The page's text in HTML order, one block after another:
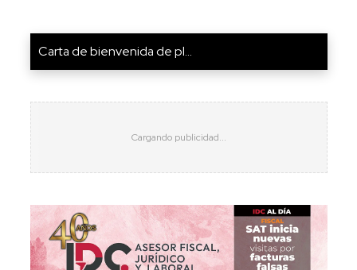
Carta de bienvenida de pl...